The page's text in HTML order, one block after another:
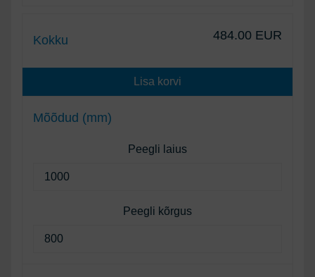
Kokku 484.00 EUR
Lisa korvi
Mõõdud (mm)
Peegli laius
Peegli kõrgus